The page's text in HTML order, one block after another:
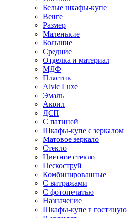
Белые шкафы-купе
Венге
Размер
Маленькие
Большие
Средние
Отделка и материал
МДФ
Пластик
Alvic Luxe
Эмаль
Акрил
ДСП
С патиной
Шкафы-купе с зеркалом
Матовое зеркало
Стекло
Цветное стекло
Пескоструй
Комбинированные
С витражами
С фотопечатью
Назначение
Шкафы-купе в гостиную